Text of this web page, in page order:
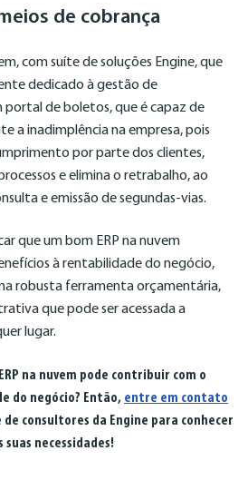
de cobrança
com suíte de soluções Engine, que
dedicado à gestão de
de boletos, que é capaz de
a inadimplência na empresa, pois
por parte dos clientes,
e elimina o retrabalho, ao
e emissão de segundas-vias.
que um bom ERP na nuvem
à rentabilidade do negócio,
robusta ferramenta orçamentária,
que pode ser acessada a
lugar.
na nuvem pode contribuir com o
do negócio? Então, entre em contato
consultores da Engine para conhecer
suas necessidades!